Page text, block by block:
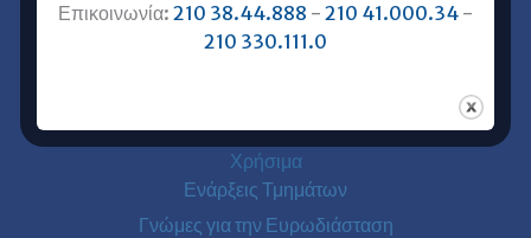
Γερμανικά για Ενήλικες
Χρήσιμα
Ενάρξεις Τμημάτων
Γνώμες για την Ευρωδιάσταση
Επικοινωνία: 210 38.44.888 - 210 41.000.34 -
210 330.111.0